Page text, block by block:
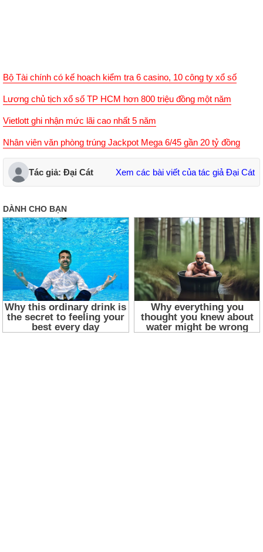
Bộ Tài chính có kế hoạch kiểm tra 6 casino, 10 công ty xổ số
Lương chủ tịch xổ số TP HCM hơn 800 triệu đồng một năm
Vietlott ghi nhận mức lãi cao nhất 5 năm
Nhân viên văn phòng trúng Jackpot Mega 6/45 gần 20 tỷ đồng
Tác giả: Đại Cát Xem các bài viết của tác giả Đại Cát